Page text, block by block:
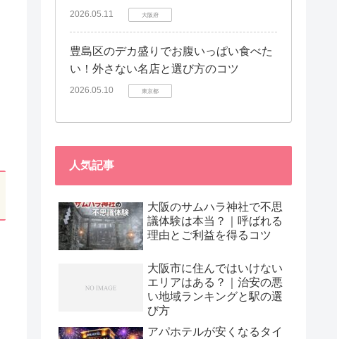
2026.05.11 大阪府
豊島区のデカ盛りでお腹いっぱい食べた
い！外さない名店と選び方のコツ
2026.05.10 東京都
人気記事
大阪のサムハラ神社で不思
議体験は本当？｜呼ばれる
理由とご利益を得るコツ
大阪市に住んではいけない
エリアはある？｜治安の悪
い地域ランキングと駅の選
び方
アパホテルが安くなるタイ